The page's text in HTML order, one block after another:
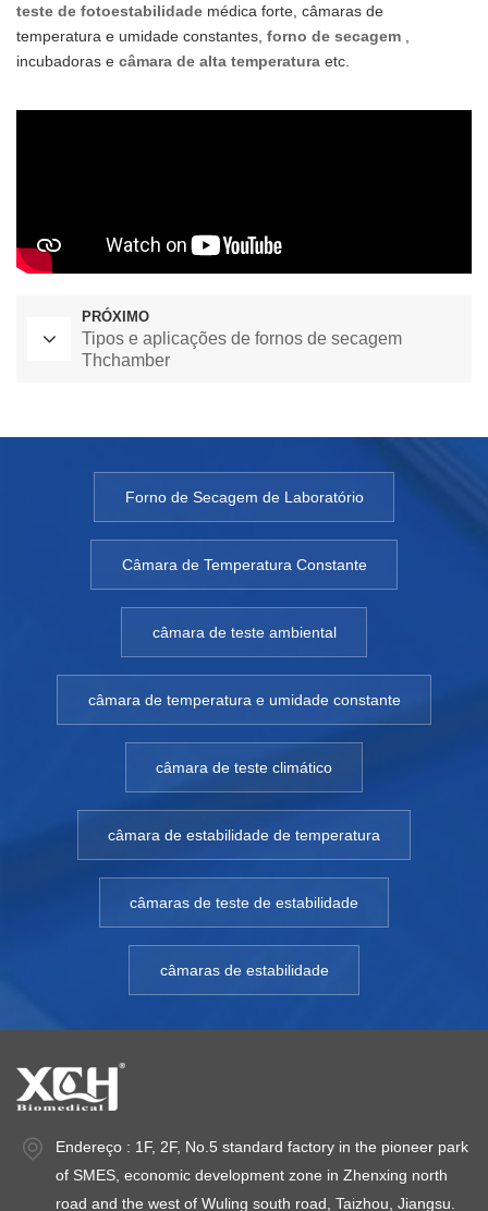
teste de fotoestabilidade médica forte, câmaras de
temperatura e umidade constantes, forno de secagem
incubadoras e câmara de alta temperatura etc.
PRÓXIMO
Tipos e aplicações de fornos de secagem
Thchamber
Forno de Secagem de Laboratório
Câmara de Temperatura Constante
câmara de teste ambiental
câmara de temperatura e umidade constante
câmara de teste climático
câmara de estabilidade de temperatura
câmaras de teste de estabilidade
câmaras de estabilidade
Endereço : 1F, 2F, No.5 standard factory in the pioneer park
of SMES, economic development zone in Zhenxing north
road and the west of Wuling south road, Taizhou, Jiangsu.